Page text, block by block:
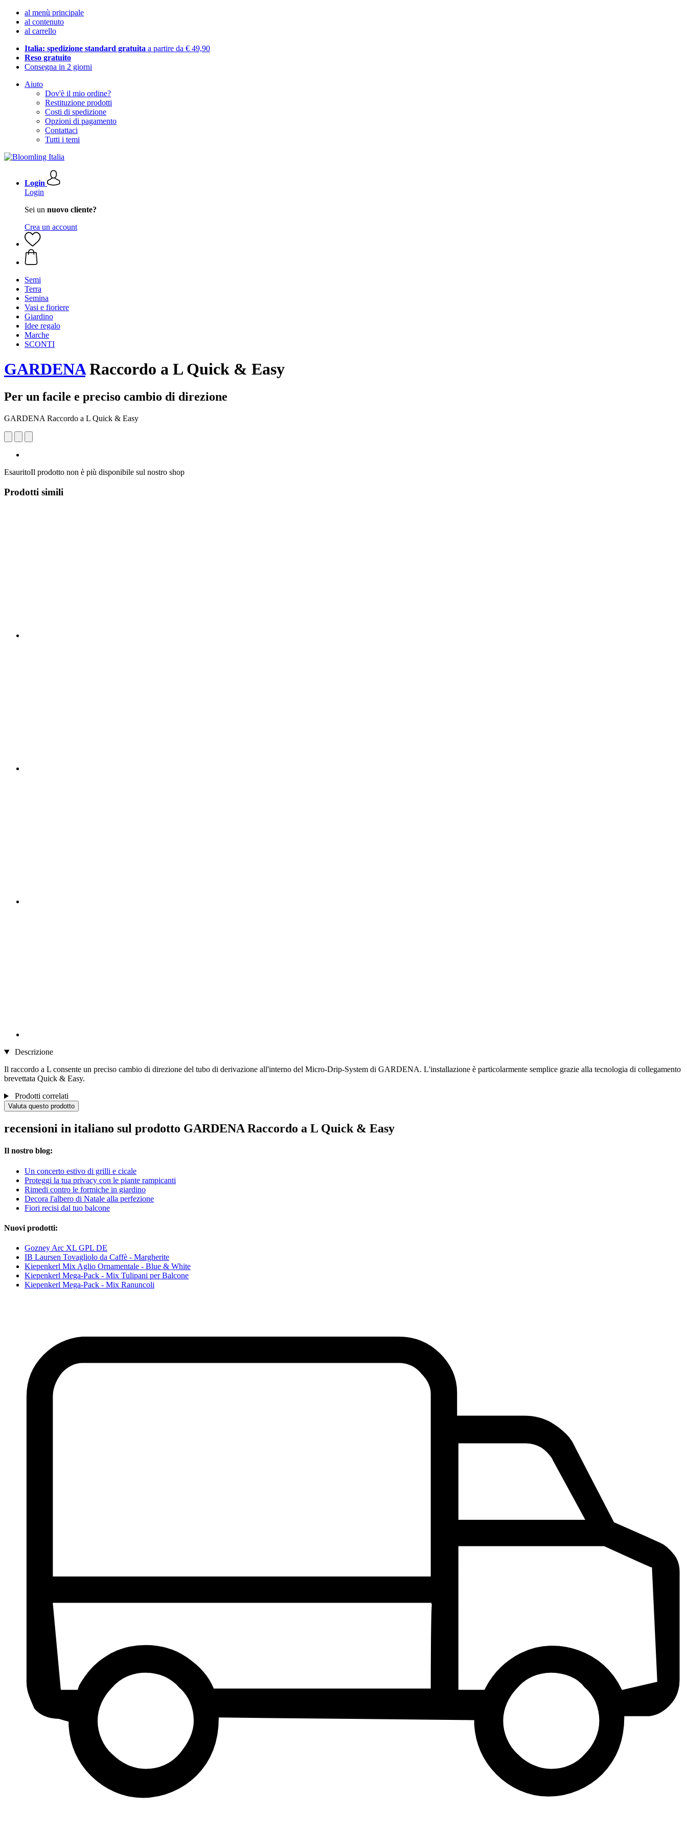
al menù principale
al contenuto
al carrello
Italia: spedizione standard gratuita a partire da € 49,90
Reso gratuito
Consegna in 2 giorni
Aiuto
Dov'è il mio ordine?
Restituzione prodotti
Costi di spedizione
Opzioni di pagamento
Contattaci
Tutti i temi
Login
Login
Sei un nuovo cliente?
Crea un account
Semi
Terra
Semina
Vasi e fioriere
Giardino
Idee regalo
Marche
SCONTI
GARDENARaccordo a L Quick & Easy
Per un facile e preciso cambio di direzione
GARDENA Raccordo a L Quick & Easy
EsauritoIl prodotto non è più disponibile sul nostro shop
Prodotti simili
Descrizione
Il raccordo a L consente un preciso cambio di direzione del tubo di derivazione all'interno del Micro-Drip-System di GARDENA. L'installazione è particolarmente semplice grazie alla tecnologia di collegamento
brevettata Quick & Easy.
Prodotti correlati
Valuta questo prodotto
recensioni in italiano sul prodotto GARDENA Raccordo a L Quick & Easy
Il nostro blog:
Un concerto estivo di grilli e cicale
Proteggi la tua privacy con le piante rampicanti
Rimedi contro le formiche in giardino
Decora l'albero di Natale alla perfezione
Fiori recisi dal tuo balcone
Nuovi prodotti:
Gozney Arc XL GPL DE
IB Laursen Tovagliolo da Caffè - Margherite
Kiepenkerl Mix Aglio Ornamentale - Blue & White
Kiepenkerl Mega-Pack - Mix Tulipani per Balcone
Kiepenkerl Mega-Pack - Mix Ranuncoli